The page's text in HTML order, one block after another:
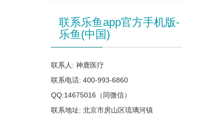
联系乐鱼app官方手机版-
乐鱼(中国)
联系人: 神鹿医疗
联系电话: 400-993-6860
QQ:14675016（同微信）
联系地址: 北京市房山区琉璃河镇